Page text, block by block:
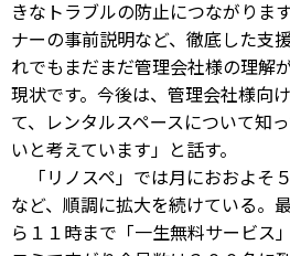
きなトラブルの防止につながりま
ナーの事前説明など、徹底した支
れでもまだまだ管理会社様の理解
現状です。今後は、管理会社様向
て、レンタルスペースについて知
いと考えています」と話す。
「リノスペ」では月におおよそ
など、順調に拡大を続けている。
ら１１時まで「一生無料サービス